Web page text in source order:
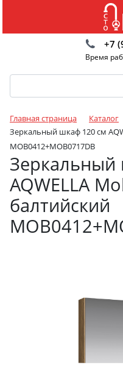
+7
Время
Главная страница Каталог
Зеркальный шкаф 120 см
MOB0412+MOB0717DB
AQWELLA
балтийский